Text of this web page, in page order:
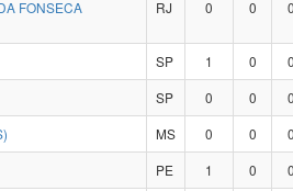
FONSECA
RJ 0 0 0
SP 1 0 0
SP 0 0 0
MS 0 0 0
PE 1 0 0